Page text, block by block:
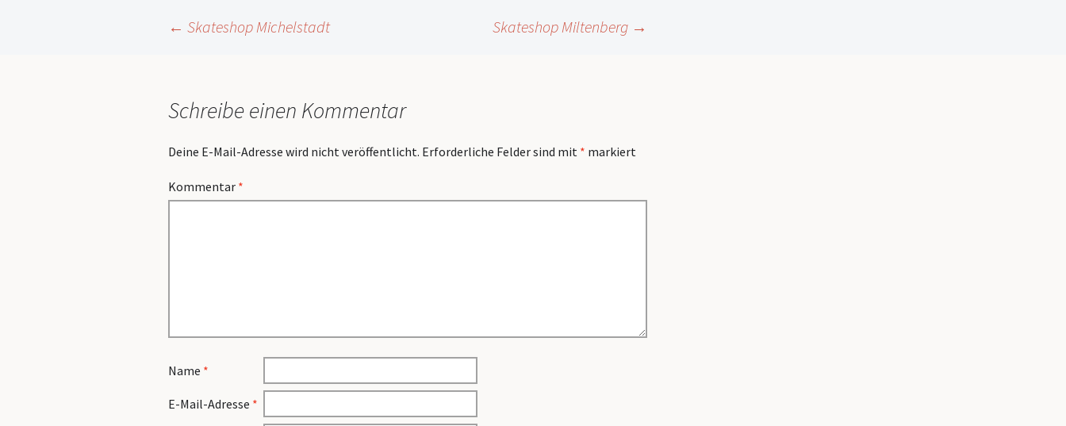
Beitragsnavigation
← Skateshop Michelstadt Skateshop Miltenberg →
Schreibe einen Kommentar
Deine E-Mail-Adresse wird nicht veröffentlicht. Erforderliche Felder sind mit * markiert
Kommentar *
Name *
E-Mail-Adresse *